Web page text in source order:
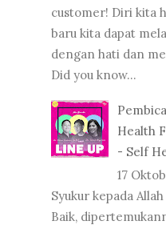
customer! Diri kita
baru kita dapat
dengan hati dan
Did you know...
Health
- Self
17
Syukur kepada
Baik,